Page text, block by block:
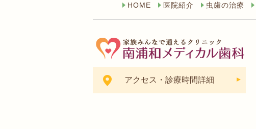
HOME 医院紹介 虫歯の治療
アクセス・診療時間詳細